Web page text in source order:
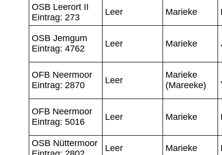
OSB Leerort II
Eintrag: 273
Leer Marieke
OSB Jemgum
Eintrag: 4762
Leer Marieke
OFB Neermoor
Eintrag: 2870
Leer
Marieke
(Mareeke)
OFB Neermoor
Eintrag: 5016
Leer Marieke
OSB Nüttermoor
Leer Marieke